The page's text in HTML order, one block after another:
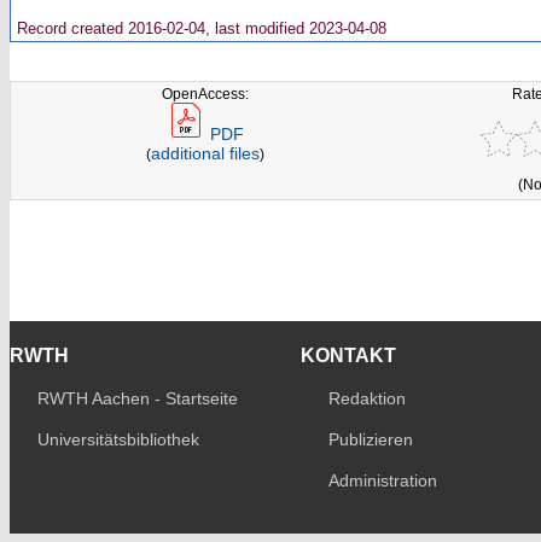
Record created 2016-02-04, last modified 2023-04-08
OpenAccess:
PDF
(additional files)
RWTH
RWTH Aachen - Startseite
Universitätsbibliothek
KONTAKT
Redaktion
Publizieren
Administration